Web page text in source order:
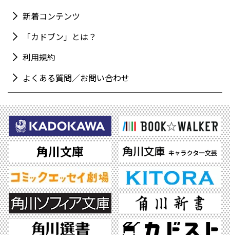
新着コンテンツ
「カドブン」とは？
利用規約
よくある質問／お問い合わせ